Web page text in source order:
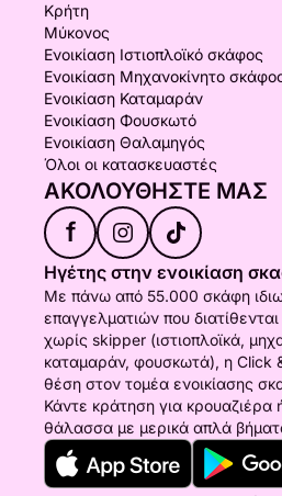
Κρήτη
Μύκονος
Ενοικίαση Ιστιοπλοϊκό σκάφος
Ενοικίαση Μηχανοκίνητο
Ενοικίαση Καταμαράν
Ενοικίαση Φουσκωτό
Ενοικίαση Θαλαμηγός
Όλοι οι κατασκευαστές
ΑΚΟΛΟΥΘΉΣΤΕ ΜΑΣ
f
Ηγέτης στην ενοικίαση
Με πάνω από 55.000 σκάφη
επαγγελματιών που
χωρίς skipper (ιστιοπλοϊκά,
καταμαράν, φουσκωτά), η Click
θέση στον τομέα ενοικίασης
Κάντε κράτηση για κρουαζιέρα
θάλασσα με μερικά απλά